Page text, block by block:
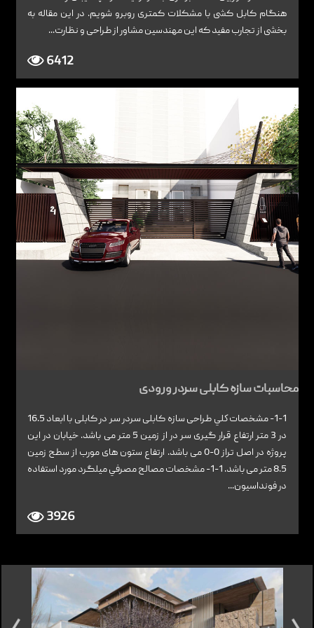
هنگام کابل کشی با مشکلات کمتری روبرو شویم. در این مقاله به
بخشی از تجارب مفید که این مهندسین مشاور از طراحی و نظارت...
6412
محاسبات سازه کابلی سردر ورودی
1-1- مشخصات كلي طراحی سازه کابلی سردر سر در کابلی با ابعاد 16.5
در 3 متر ارتفاع قرار گیری سر در از زمین 5 متر می باشد. خیابان در این
پروژه در اصل تراز 0-0 می باشد. ارتفاع ستون های مورب از سطح زمین
8.5 متر می باشد. 1-1- مشخصات مصالح مصرفي ميلگرد مورد استفاده
در فونداسيون...
3926